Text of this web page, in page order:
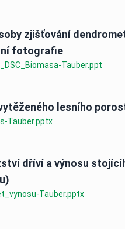
zjišťování
fotografie
Tauber.ppt
lesního
Tauber.pptx
dříví a výnosu
Tauber.pptx